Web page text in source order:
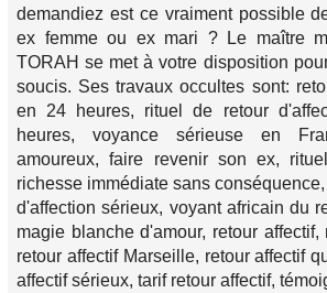
demandiez est ce vraiment possible
ex femme ou ex mari ? Le maître
TORAH se met à votre disposition
soucis. Ses travaux occultes sont:
en 24 heures, rituel de retour
heures, voyance sérieuse en
amoureux, faire revenir son ex,
richesse immédiate sans
d'affection sérieux, voyant africain du
magie blanche d'amour, retour affectif,
retour affectif Marseille, retour affectif
affectif sérieux, tarif retour affectif,